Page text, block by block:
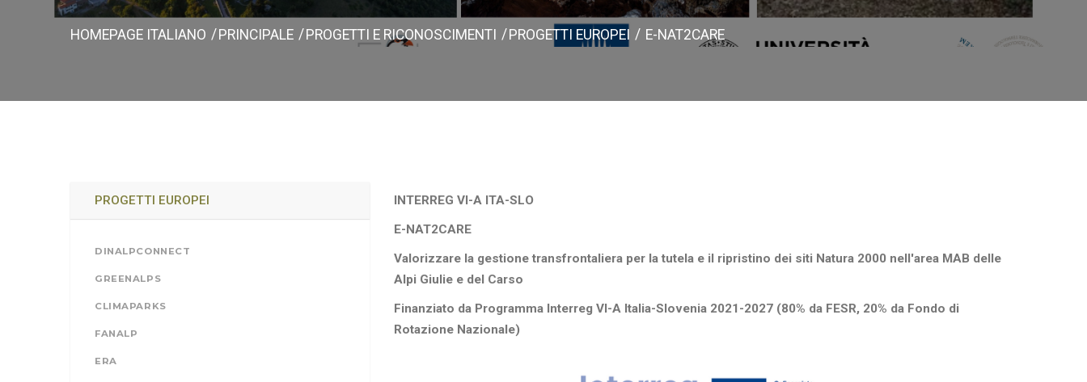
HOMEPAGE ITALIANO PRINCIPALE PROGETTI E RICONOSCIMENTI PROGETTI EUROPEI E-NAT2CARE
INTERREG VI-A ITA-SLO
E-NAT2CARE
Valorizzare la gestione transfrontaliera per la tutela e il ripristino dei siti Natura 2000 nell'area MAB delle
Alpi Giulie e del Carso
Finanziato da Programma Interreg VI-A Italia-Slovenia 2021-2027 (80% da FESR, 20% da Fondo di
Rotazione Nazionale)
PROGETTI EUROPEI
DINALPCONNECT
GREENALPS
CLIMAPARKS
FANALP
ERA